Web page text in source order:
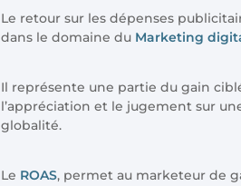
Le retour sur les dépenses
dans le domaine du Marketing
Il représente une partie du gain
l’appréciation et le jugement sur
globalité.
Le ROAS, permet au marketeur de